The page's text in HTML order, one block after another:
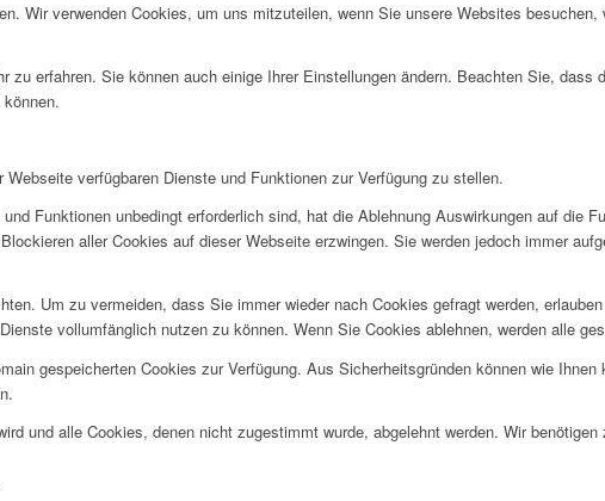
Wir verwenden Cookies, um uns mitzuteilen, wenn Sie unsere Websites
erfahren. Sie können auch einige Ihrer Einstellungen ändern. Beachten Sie,
verfügbaren Dienste und Funktionen zur Verfügung zu stellen.
Funktionen unbedingt erforderlich sind, hat die Ablehnung Auswirkungen auf die
aller Cookies auf dieser Webseite erzwingen. Sie werden jedoch immer
Um zu vermeiden, dass Sie immer wieder nach Cookies gefragt werden,
vollumfänglich nutzen zu können. Wenn Sie Cookies ablehnen, werden alle
gespeicherten Cookies zur Verfügung. Aus Sicherheitsgründen können wie
und alle Cookies, denen nicht zugestimmt wurde, abgelehnt werden. Wir